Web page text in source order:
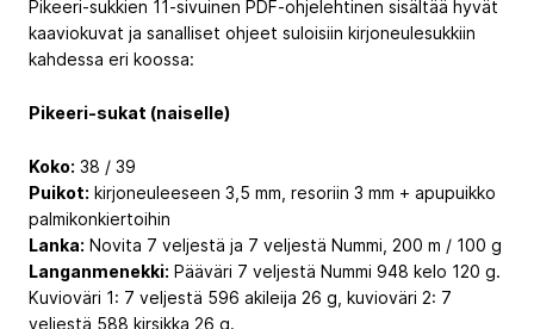
Pikeeri-sukkien 11-sivuinen PDF-ohjelehtinen sisältää hyvät
kaaviokuvat ja sanalliset ohjeet suloisiin kirjoneulesukkiin
kahdessa eri koossa:
Pikeeri-sukat (naiselle)
Koko: 38 / 39
Puikot: kirjoneuleeseen 3,5 mm, resoriin 3 mm + apupuikko
palmikonkiertoihin
Lanka: Novita 7 veljestä ja 7 veljestä Nummi, 200 m / 100 g
Langanmenekki: Pääväri 7 veljestä Nummi 948 kelo 120 g.
Kuvioväri 1: 7 veljestä 596 akileija 26 g, kuvioväri 2: 7
veljestä 588 kirsikka 26 g.